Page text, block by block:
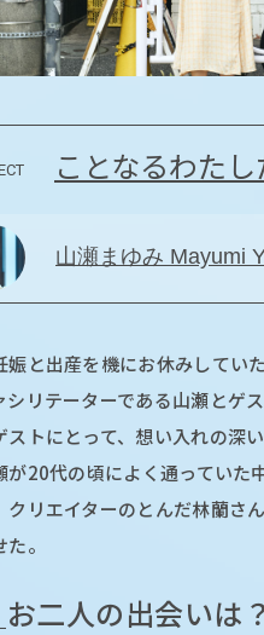
ことなるわたし
山瀬まゆみ Mayumi
娠と出産を機にお休みしてい
シリテーターである山瀬とゲ
ストにとって、想い入れの深
が20代の頃によく通っていた
クリエイターのとんだ林蘭さ
。
お二人の出会いは？